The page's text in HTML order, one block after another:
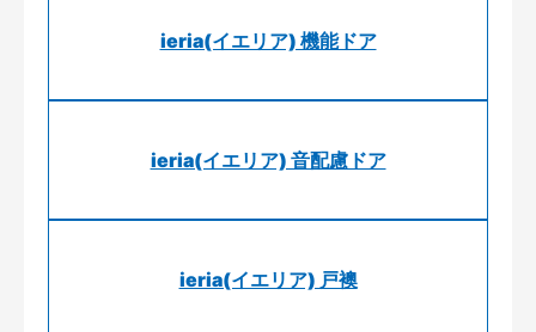
ieria(イエリア) 機能ドア
ieria(イエリア) 音配慮ドア
ieria(イエリア) 戸襖